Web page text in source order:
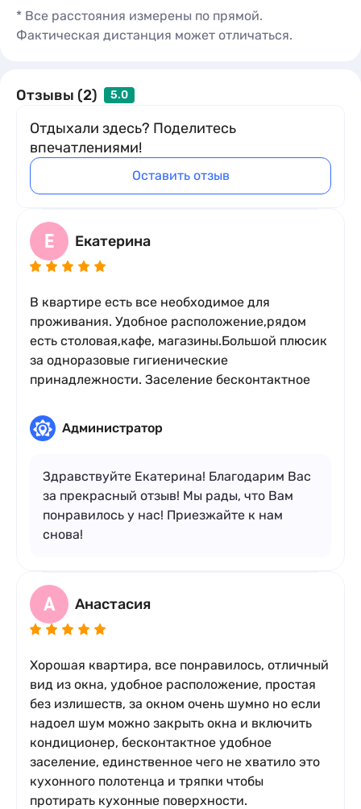
* Все расстояния измерены по прямой.
Фактическая дистанция может отличаться.
Отзывы (2) 5.0
Отдыхали здесь? Поделитесь
впечатлениями!
Оставить отзыв
Е Екатерина
В квартире есть все необходимое для
проживания. Удобное расположение,рядом
есть столовая,кафе, магазины.Большой плюсик
за одноразовые гигиенические
принадлежности. Заселение бесконтактное
Администратор
Здравствуйте Екатерина! Благодарим Вас
за прекрасный отзыв! Мы рады, что Вам
понравилось у нас! Приезжайте к нам
снова!
А Анастасия
Хорошая квартира, все понравилось, отличный
вид из окна, удобное расположение, простая
без излишеств, за окном очень шумно но если
надоел шум можно закрыть окна и включить
кондиционер, бесконтактное удобное
заселение, единственное чего не хватило это
кухонного полотенца и тряпки чтобы
протирать кухонные поверхности.